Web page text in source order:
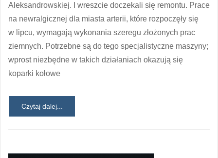
Aleksandrowskiej. I wreszcie doczekali się remontu. Prace
na newralgicznej dla miasta arterii, które rozpoczęły się
w lipcu, wymagają wykonania szeregu złożonych prac
ziemnych. Potrzebne są do tego specjalistyczne maszyny;
wprost niezbędne w takich działaniach okazują się
koparki kołowe
Czytaj dalej...